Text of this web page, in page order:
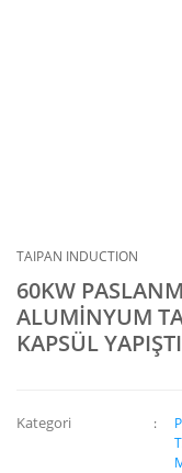
TAIPAN INDUCTION
60KW
ALUMİNYUM
KAPSÜL
Kategori